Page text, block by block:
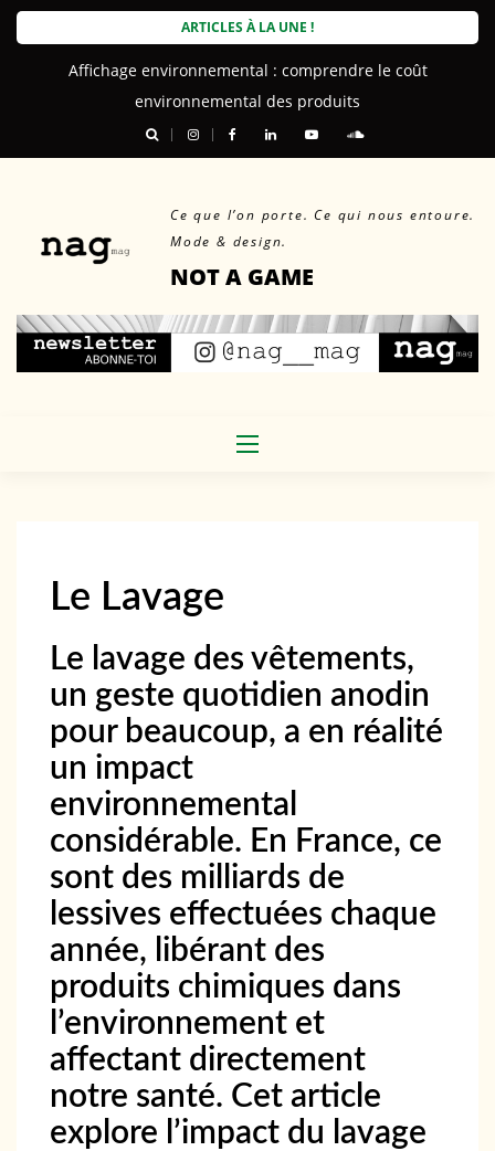
Skip
ARTICLES À LA UNE !
Affichage environnemental : comprendre le coût
environnemental des produits
Ce que l’on porte. Ce qui nous entoure.
Mode & design.
NOT A GAME
Le Lavage
Le lavage des vêtements,
un geste quotidien anodin
pour beaucoup, a en réalité
un impact
environnemental
considérable. En France, ce
sont des milliards de
lessives effectuées chaque
année, libérant des
produits chimiques dans
l’environnement et
affectant directement
notre santé. Cet article
explore l’impact du lavage